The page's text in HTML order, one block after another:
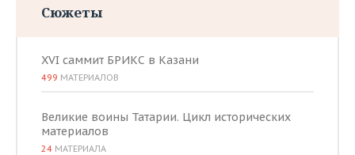
Сюжеты
XVI саммит БРИКС в Казани
499 МАТЕРИАЛОВ
Великие воины Татарии. Цикл исторических
материалов
24 МАТЕРИАЛА